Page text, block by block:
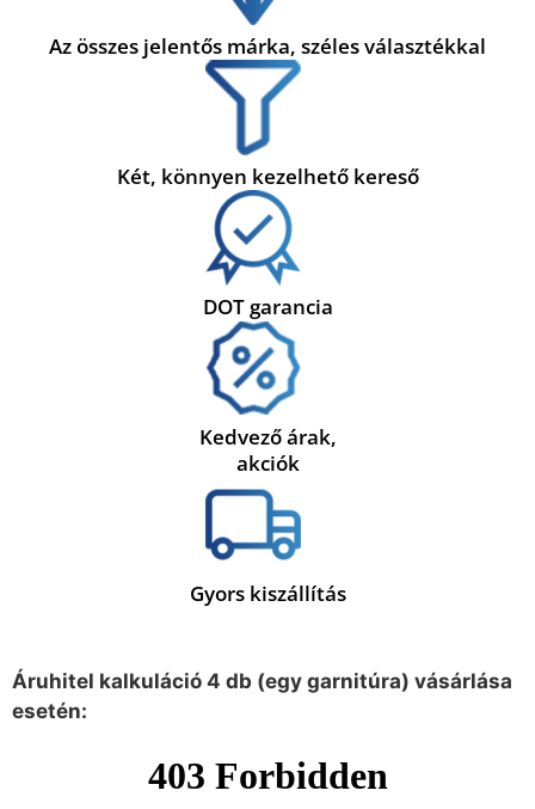
Az összes jelentős márka, széles választékkal
Két, könnyen kezelhető kereső
DOT garancia
Kedvező árak,
akciók
Gyors kiszállítás
Áruhitel kalkuláció 4 db (egy garnitúra) vásárlása
esetén: